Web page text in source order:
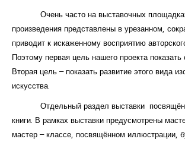
Очень часто на выставочных
произведения представлены в урезанном,
приводит к искаженному восприятию
Поэтому первая цель нашего проекта показать
Вторая цель – показать развитие этого вида
искусства.
Отдельный раздел выставки посвящён
книги. В рамках выставки предусмотрены
мастер – классе, посвящённом иллюстрации,